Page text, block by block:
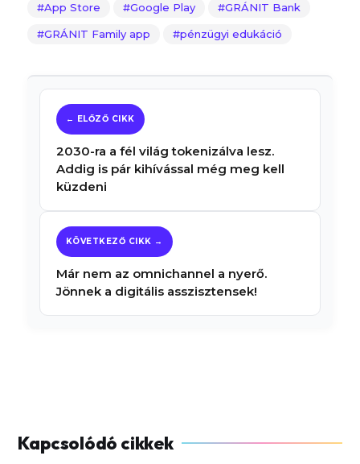
App Store Google Play GRÁNIT Bank
GRÁNIT Family app pénzügyi edukáció
2030-ra a fél világ tokenizálva lesz.
Addig is pár kihívással még meg kell
küzdeni
Már nem az omnichannel a nyerő.
Jönnek a digitális asszisztensek!